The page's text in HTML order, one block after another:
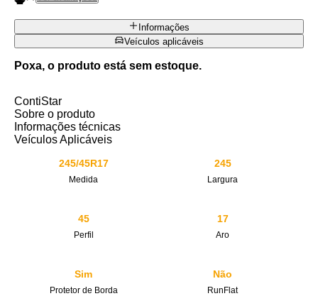
Informações
Veículos aplicáveis
Poxa, o produto está sem estoque.
ContiStar
Sobre o produto
Informações técnicas
Veículos Aplicáveis
245/45R17
Medida
245
Largura
45
Perfil
17
Aro
Sim
Protetor de Borda
Não
RunFlat